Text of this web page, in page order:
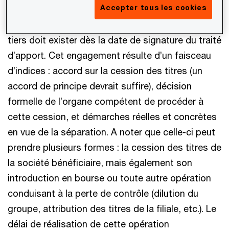
préalable à l’apport. Pour retenir la valeur réelle
tiers doit exister dès la date de signature du traité
d’apport. Cet engagement résulte d’un faisceau
d’indices : accord sur la cession des titres (un
accord de principe devrait suffire), décision
formelle de l’organe compétent de procéder à
cette cession, et démarches réelles et concrètes
en vue de la séparation. A noter que celle-ci peut
prendre plusieurs formes : la cession des titres de
la société bénéficiaire, mais également son
introduction en bourse ou toute autre opération
conduisant à la perte de contrôle (dilution du
groupe, attribution des titres de la filiale, etc.). Le
délai de réalisation de cette opération
Accepter tous les cookies